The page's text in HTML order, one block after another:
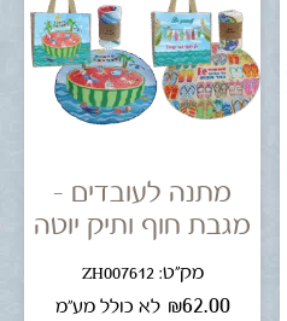
מתנה לעובדים –
מגבת חוף ותיק יוטה
מק"ט: ZH007612
₪62.00 לא כולל מע"מ